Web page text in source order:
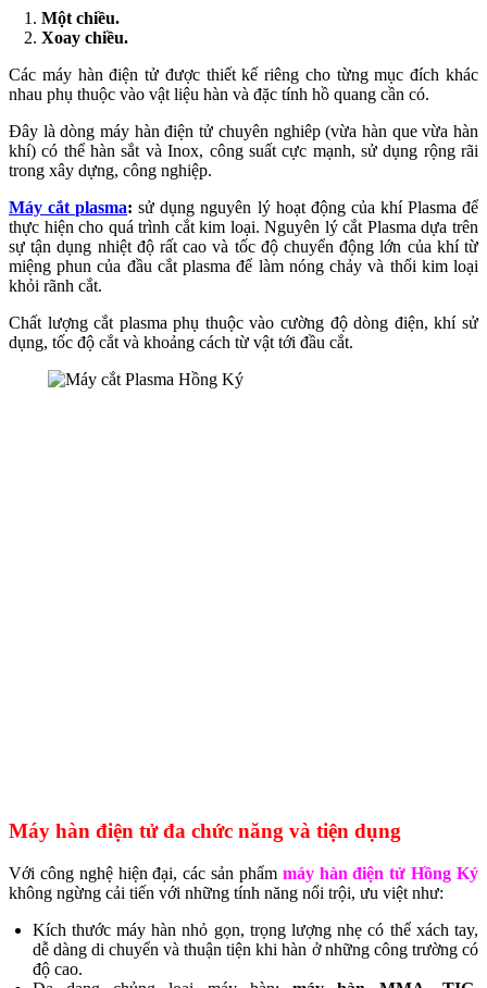
Một chiều.
Xoay chiều.
Các máy hàn điện tử được thiết kế riêng cho từng mục đích khác
nhau phụ thuộc vào vật liệu hàn và đặc tính hồ quang cần có.
Đây là dòng máy hàn điện tử chuyên nghiêp (vừa hàn que vừa hàn
khí) có thể hàn sắt và Inox, công suất cực mạnh, sử dụng rộng rãi
trong xây dựng, công nghiệp.
Máy cắt plasma: sử dụng nguyên lý hoạt động của khí Plasma để
thực hiện cho quá trình cắt kim loại. Nguyên lý cắt Plasma dựa trên
sự tận dụng nhiệt độ rất cao và tốc độ chuyển động lớn của khí từ
miệng phun của đầu cắt plasma để làm nóng chảy và thổi kim loại
khỏi rãnh cắt.
Chất lượng cắt plasma phụ thuộc vào cường độ dòng điện, khí sử
dụng, tốc độ cắt và khoảng cách từ vật tới đầu cắt.
Máy hàn điện tử đa chức năng và tiện dụng
Với công nghệ hiện đại, các sản phẩm máy hàn điện tử Hồng Ký
không ngừng cải tiến với những tính năng nổi trội, ưu việt như:
Kích thước máy hàn nhỏ gọn, trọng lượng nhẹ có thể xách tay,
dễ dàng di chuyển và thuận tiện khi hàn ở những công trường có
độ cao.